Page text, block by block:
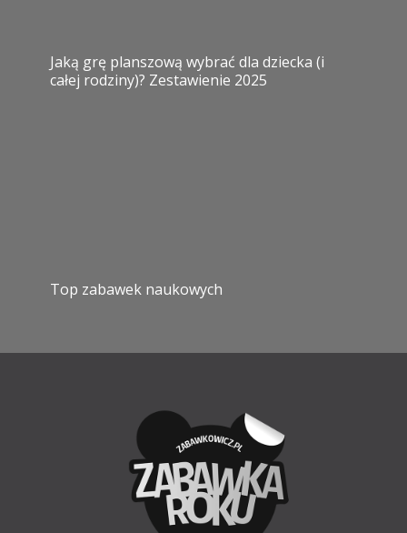
Jaką grę planszową wybrać dla dziecka (i
całej rodziny)? Zestawienie 2025
Top zabawek naukowych